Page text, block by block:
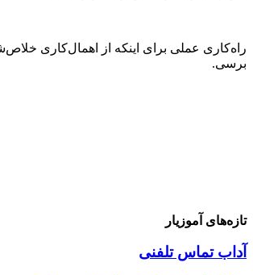
راه‌کاری عملی برای اینکه از اهمال‌کاری
برسی.
تازه‌های آموزیار
آداب تماس تلفنی